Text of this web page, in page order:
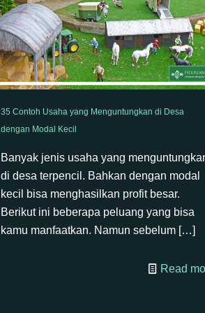
35 Contoh Usaha yang Menguntungkan di Desa
dengan Modal Kecil
Banyak jenis usaha yang
di desa terpencil. Bahkan dengan modal
kecil bisa menghasilkan profit besar.
Berikut ini beberapa peluang yang bisa
kamu manfaatkan. Namun sebelum[…]
Read